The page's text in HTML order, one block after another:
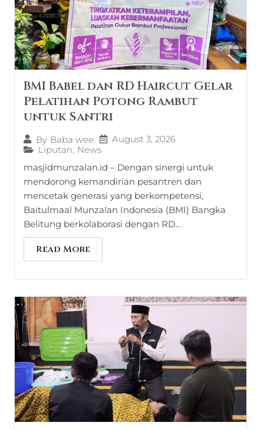
BMI Babel dan RD Haircut Gelar
Pelatihan Potong Rambut
untuk Santri
By Baba wee
August 3, 2026
Liputan, News
masjidmunzalan.id – Dengan sinergi untuk
mendorong kemandirian pesantren dan
mencetak generasi yang berkompetensi,
Baitulmaal Munzalan Indonesia (BMI) Bangka
Belitung berkolaborasi dengan RD...
Read More